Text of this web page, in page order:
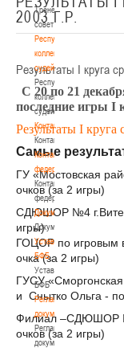
Тренерский
совет
Республиканская
коллегия
судей
Республиканская
коллегия
судей
Контакты
Контакты
Контакты
федерации
Контакты
федерации
Документы
Документы
Устав
БФБ
Устав
БФБ
Регламентирующие
документы
Регламентирующие
документы
2003 Г.Р.
Результаты I круга
С 20 по 21
последние игры I
Результаты I круга
Самые
ГУ «Мостовская
очков (за 2 игры)
СДЮШОР №4
игры)
ГОЦОР по игровым
очка (за 2 игры)
ГУСУ
и Снытко Ольга -
Филиал –СДЮШОР
очков (за 2 игры)